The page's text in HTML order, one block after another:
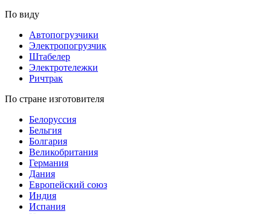
По виду
Автопогрузчики
Электропогрузчик
Штабелер
Электротележки
Ричтрак
По стране изготовителя
Белоруссия
Бельгия
Болгария
Великобритания
Германия
Дания
Европейский союз
Индия
Испания